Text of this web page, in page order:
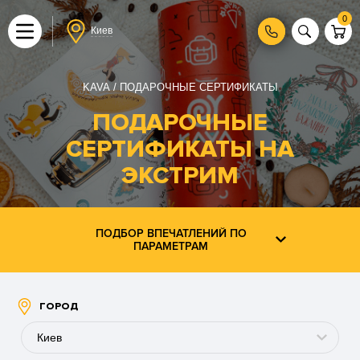
Киев
0
KAVA ПОДАРОЧНЫЕ СЕРТИФИКАТЫ
ПОДАРОЧНЫЕ
СЕРТИФИКАТЫ НА
ЭКСТРИМ
ПОДБОР ВПЕЧАТЛЕНИЙ ПО
ПАРАМЕТРАМ
ГОРОД
Киев